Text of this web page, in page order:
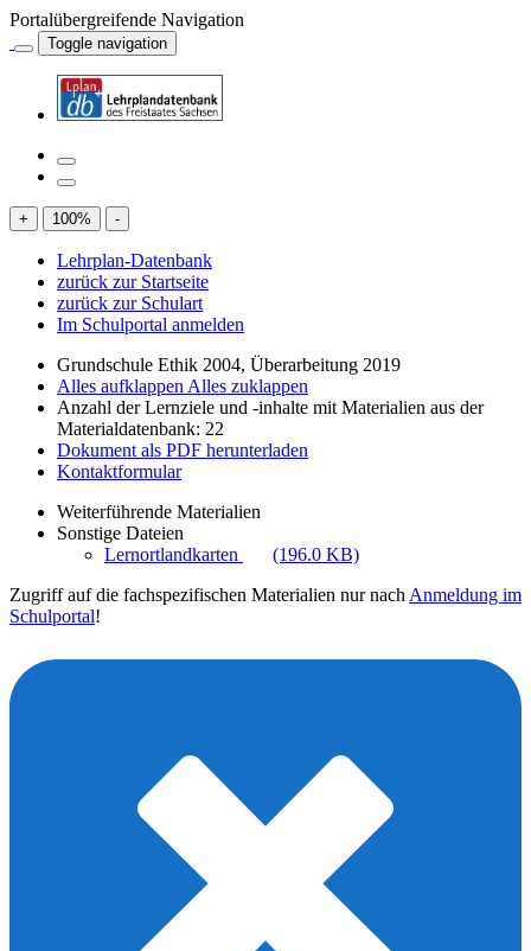
Portalübergreifende Navigation
Toggle navigation
+ 100% -
Lehrplan-Datenbank
zurück zur Startseite
zurück zur Schulart
Im Schulportal anmelden
Grundschule Ethik 2004, Überarbeitung 2019
Alles aufklappen Alles zuklappen
Anzahl der Lernziele und -inhalte mit Materialien aus der
Materialdatenbank: 22
Dokument als PDF herunterladen
Kontaktformular
Weiterführende Materialien
Sonstige Dateien
Lernortlandkarten
(196.0 KB)
Zugriff auf die fachspezifischen Materialien nur nach Anmeldung im
Schulportal!